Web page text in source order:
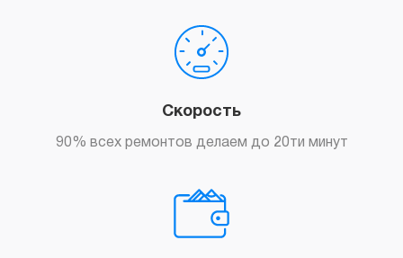
Скорость
90% всех ремонтов делаем до 20ти минут